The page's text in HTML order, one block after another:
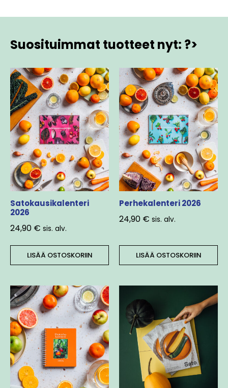
Suosituimmat tuotteet nyt: ?>
Satokausikalenteri
2026
24,90 € sis. alv.
LISÄÄ OSTOSKORIIN
Perhekalenteri 2026
24,90 € sis. alv.
LISÄÄ OSTOSKORIIN